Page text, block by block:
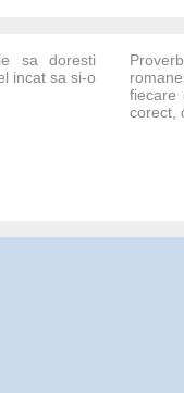
sa doresti
incat sa si-o
fiecare
corect,